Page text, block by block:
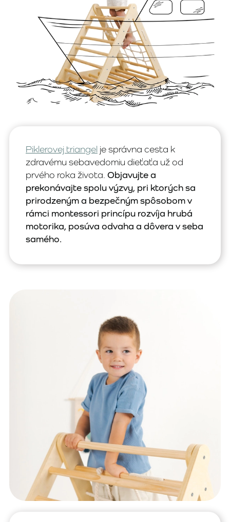
Piklerovej triangel je správna cesta k
zdravému sebavedomiu dieťaťa už od
prvého roka života. Objavujte a
prekonávajte spolu výzvy, pri ktorých sa
prirodzeným a bezpečným spôsobom v
rámci montessori princípu rozvíja hrubá
motorika, posúva odvaha a dôvera v seba
samého.